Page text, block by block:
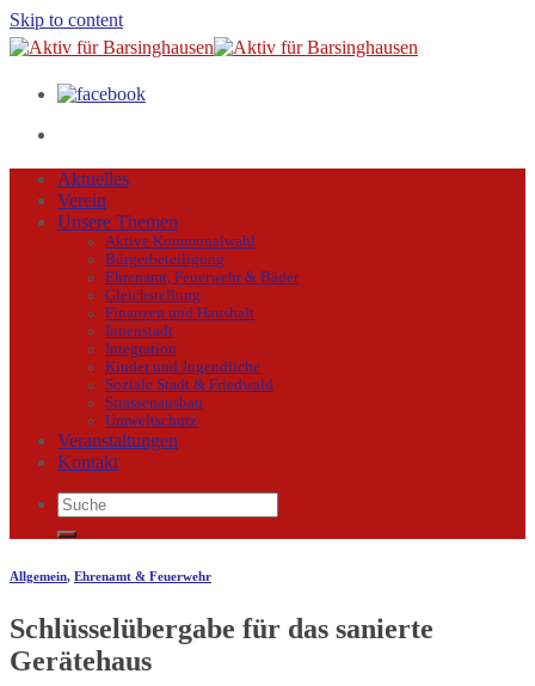
Skip to content
Aktuelles
Verein
Unsere Themen
Aktive Kommunalwahl
Bürgerbeteiligung
Ehrenamt, Feuerwehr & Bäder
Gleichstellung
Finanzen und Haushalt
Innenstadt
Integration
Kinder und Jugendliche
Soziale Stadt & Friedwald
Strassenausbau
Umweltschutz
Veranstaltungen
Kontakt
Allgemein, Ehrenamt & Feuerwehr
Schlüsselübergabe für das sanierte
Gerätehaus